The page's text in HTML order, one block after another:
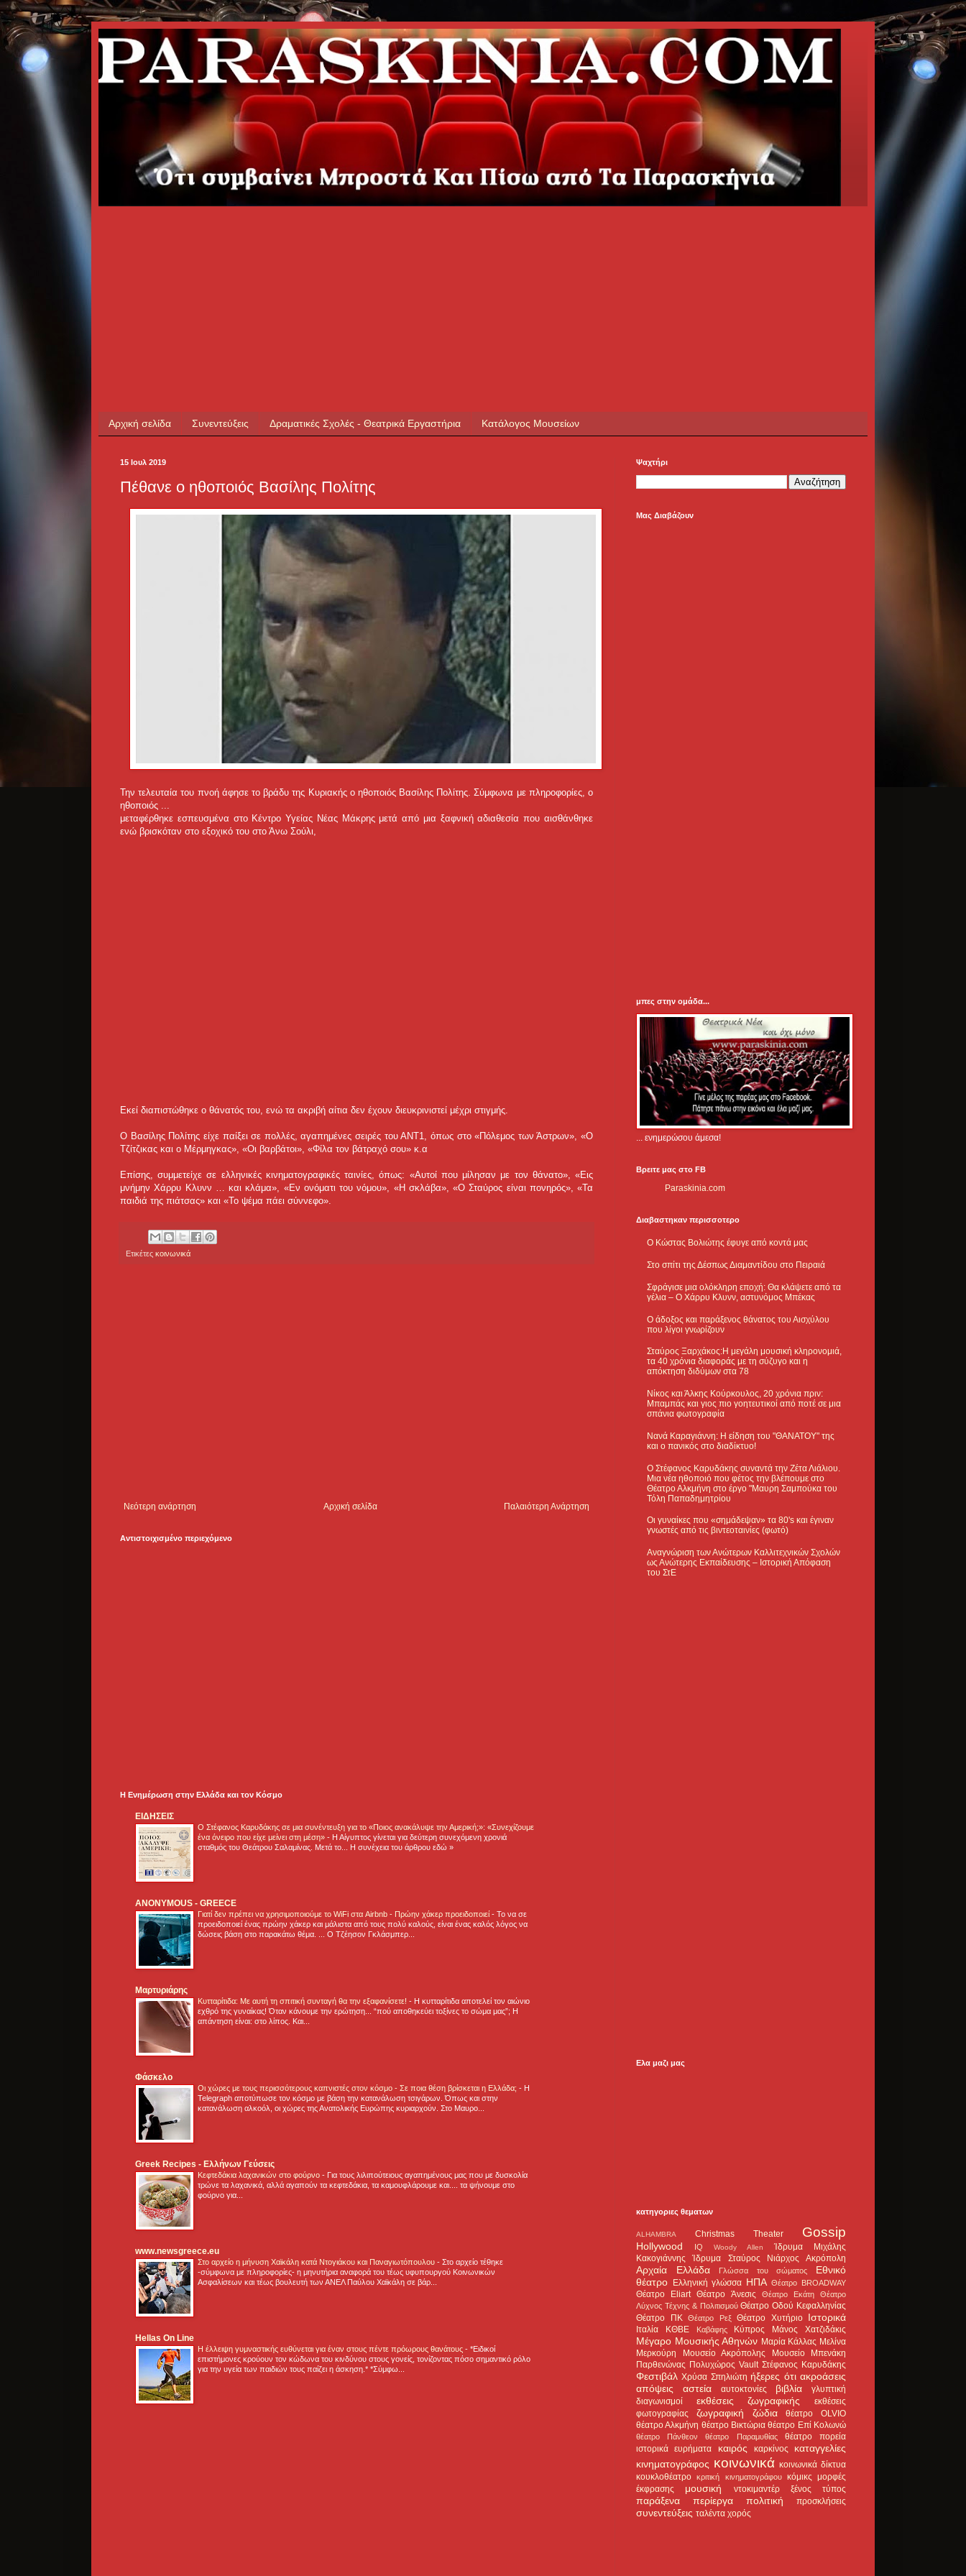
Αρχική σελίδα Συνεντεύξεις Δραματικές Σχολές - Θεατρικά Εργαστήρια Κατάλογος Μουσείων
15 Ιουλ 2019
Πέθανε ο ηθοποιός Βασίλης Πολίτης
Την τελευταία του πνοή άφησε το βράδυ της Κυριακής ο ηθοποιός Βασίλης Πολίτης. Σύμφωνα με πληροφορίες, ο
ηθοποιός ...
μεταφέρθηκε εσπευσμένα στο Κέντρο Υγείας Νέας Μάκρης μετά από μια ξαφνική αδιαθεσία που αισθάνθηκε
ενώ βρισκόταν στο εξοχικό του στο Άνω Σούλι,
Εκεί διαπιστώθηκε ο θάνατός του, ενώ τα ακριβή αίτια δεν έχουν διευκρινιστεί μέχρι στιγμής.
Ο Βασίλης Πολίτης είχε παίξει σε πολλές, αγαπημένες σειρές του ΑΝΤ1, όπως στο «Πόλεμος των Άστρων», «Ο
Τζίτζικας και ο Μέρμηγκας», «Οι βαρβάτοι», «Φίλα τον βάτραχό σου» κ.α
Επίσης, συμμετείχε σε ελληνικές κινηματογραφικές ταινίες, όπως: «Αυτοί που μίλησαν με τον θάνατο», «Εις
μνήμην Χάρρυ Κλυνν … και κλάμα», «Εν ονόματι του νόμου», «Η σκλάβα», «Ο Σταύρος είναι πονηρός», «Τα
παιδιά της πιάτσας» και «Το ψέμα πάει σύννεφο».
Ετικέτες κοινωνικά
Νεότερη ανάρτηση Παλαιότερη Ανάρτηση
Αρχική σελίδα
Αντιστοιχισμένο περιεχόμενο
Η Ενημέρωση στην Ελλάδα και τoν Κόσμο
ΕΙΔΗΣΕΙΣ
Ο Στέφανος Καρυδάκης σε μια συνέντευξη για το «Ποιος ανακάλυψε την Αμερική;»: «Συνεχίζουμε
ένα όνειρο που είχε μείνει στη μέση» - Η Αίγυπτος γίνεται για δεύτερη συνεχόμενη χρονιά
σταθμός του Θεάτρου Σαλαμίνας. Μετά το... Η συνέχεια του άρθρου εδώ »
ANONYMOUS - GREECE
Γιατί δεν πρέπει να χρησιμοποιούμε το WiFi στα Airbnb - Πρώην χάκερ προειδοποιεί- Το να σε
προειδοποιεί ένας πρώην χάκερ και μάλιστα από τους πολύ καλούς, είναι ένας καλός λόγος να
δώσεις βάση στο παρακάτω θέμα. ... Ο Τζέησον Γκλάσμπερ...
Μαρτυριάρης
Κυτταρίτιδα: Με αυτή τη σπιτική συνταγή θα την εξαφανίσετε! - H κυτταρίτιδα αποτελεί τον αιώνιο
εχθρό της γυναίκας! Όταν κάνουμε την ερώτηση... “πού αποθηκεύει τοξίνες το σώμα μας”; Η
απάντηση είναι: στο λίπος. Και...
Φάσκελο
Οι χώρες με τους περισσότερους καπνιστές στον κόσμο - Σε ποια θέση βρίσκεται η Ελλάδα; - Η
Telegraph αποτύπωσε τον κόσμο με βάση την κατανάλωση τσιγάρων. Όπως και στην
κατανάλωση αλκοόλ, οι χώρες της Ανατολικής Ευρώπης κυριαρχούν. Στο Μαυρο...
Greek Recipes - Ελλήνων Γεύσεις
Κεφτεδάκια λαχανικών στο φούρνο - Για τους λιλιπούτειους αγαπημένους μας που με δυσκολία
τρώνε τα λαχανικά, αλλά αγαπούν τα κεφτεδάκια, τα καμουφλάρουμε και.... τα ψήνουμε στο
φούρνο για...
www.newsgreece.eu
Στο αρχείο η μήνυση Χαϊκάλη κατά Ντογιάκου και Παναγιωτόπουλου - Στο αρχείο τέθηκε
-σύμφωνα με πληροφορίες- η μηνυτήρια αναφορά του τέως υφυπουργού Κοινωνικών
Ασφαλίσεων και τέως βουλευτή των ΑΝΕΛ Παύλου Χαϊκάλη σε βάρ...
Hellas On Line
Η έλλειψη γυμναστικής ευθύνεται για έναν στους πέντε πρόωρους θανάτους - *Ειδικοί
επιστήμονες κρούουν τον κώδωνα του κινδύνου στους γονείς, τονίζοντας πόσο σημαντικό ρόλο
για την υγεία των παιδιών τους παίζει η άσκηση.* *Σύμφω...
Ψαχτήρι
Μας Διαβάζουν
μπες στην ομάδα...
... ενημερώσου άμεσα!
Βρειτε μας στο FB
Paraskinia.com
Διαβαστηκαν περισσοτερο
Ο Κώστας Βολιώτης έφυγε από κοντά μας
Στο σπίτι της Δέσπως Διαμαντίδου στο Πειραιά
Σφράγισε μια ολόκληρη εποχή: Θα κλάψετε από τα
γέλια – Ο Χάρρυ Κλυνν, αστυνόμος Μπέκας
Ο άδοξος και παράξενος θάνατος του Αισχύλου
που λίγοι γνωρίζουν
Σταύρος Ξαρχάκος:Η μεγάλη μουσική κληρονομιά,
τα 40 χρόνια διαφοράς με τη σύζυγο και η
απόκτηση διδύμων στα 78
Νίκος και Άλκης Κούρκουλος, 20 χρόνια πριν:
Μπαμπάς και γιος πιο γοητευτικοί από ποτέ σε μια
σπάνια φωτογραφία
Νανά Καραγιάννη: Η είδηση του "ΘΑΝΑΤΟΥ" της
και ο πανικός στο διαδίκτυο!
Ο Στέφανος Καρυδάκης συναντά την Ζέτα Λιάλιου.
Μια νέα ηθοποιό που φέτος την βλέπουμε στο
Θέατρο Αλκμήνη στο έργο "Μαυρη Σαμπούκα του
Τόλη Παπαδημητρίου
Οι γυναίκες που «σημάδεψαν» τα 80's και έγιναν
γνωστές από τις βιντεοταινίες (φωτό)
Αναγνώριση των Ανώτερων Καλλιτεχνικών Σχολών
ως Ανώτερης Εκπαίδευσης – Ιστορική Απόφαση
του ΣτΕ
Ελα μαζι μας
κατηγοριες θεματων
ALHAMBRA Christmas Theater Gossip
Hollywood IQ Woody Allen
Ίδρυμα Μιχάλης
Κακογιάννης
Ίδρυμα Σταύρος Νιάρχος Ακρόπολη
Αρχαία Ελλάδα Γλώσσα του σώματος
Εθνικό
θέατρο Ελληνική γλώσσα ΗΠΑ Θέατρο BROADWAY
Θέατρο Eliart Θέατρο Άνεσις Θέατρο Εκάτη
Θέατρο
Λύχνος Τέχνης & Πολιτισμού Θέατρο Οδού Κεφαλληνίας
Θέατρο ΠΚ
Θέατρο Ρεξ Θέατρο Χυτήριο Ιστορικά
Ιταλία ΚΘΒΕ Καβάφης Κύπρος Μάνος Χατζιδάκις
Μέγαρο Μουσικής Αθηνών Μαρία Κάλλας Μελίνα
Μερκούρη
Μουσείο Ακρόπολης
Μουσείο Μπενάκη
Παρθενώνας Πολυχώρος Vault Στέφανος Καρυδάκης
Φεστιβάλ Χρύσα Σπηλιώτη ήξερες ότι ακροάσεις
απόψεις
αστεία αυτοκτονίες βιβλία
γλυπτική
διαγωνισμοί
εκθέσεις ζωγραφικής
εκθέσεις
φωτογραφίας
ζωγραφική ζώδια
θέατρο OLVIO
θέατρο Αλκμήνη θέατρο Βικτώρια θέατρο Επί Κολωνώ
θέατρο Πάνθεον θέατρο Παραμυθίας
θέατρο πορεία
ιστορικά ευρήματα
καιρός καρκίνος
καταγγελίες
κινηματογράφος κοινωνικά κοινωνικά δίκτυα
κουκλοθέατρο
κριτική κινηματογράφου κόμικς μορφές
έκφρασης
μουσική ντοκιμαντέρ ξένος τύπος
παράξενα περίεργα πολιτική προσκλήσεις
συνεντεύξεις ταλέντα χορός